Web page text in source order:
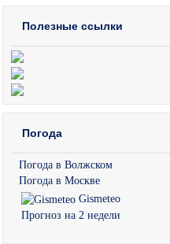
Полезные ссылки
Погода
Погода в Волжском
Погода в Москве
Gismeteo
Прогноз на 2 недели